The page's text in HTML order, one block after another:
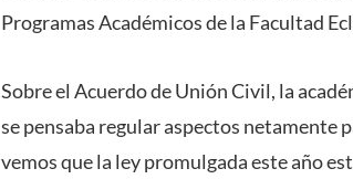
Programas Académicos de la Facultad
Sobre el Acuerdo de Unión Civil, la
se pensaba regular aspectos netamente
vemos que la ley promulgada este año